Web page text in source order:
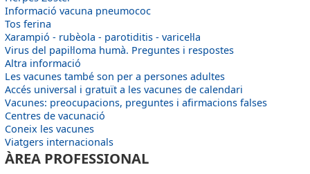
Informació vacuna pneumococ
Tos ferina
Xarampió - rubèola - parotiditis - varicel·la
Virus del papil·loma humà. Preguntes i respostes
Altra informació
Les vacunes també son per a persones adultes
Accés universal i gratuït a les vacunes de calendari
Vacunes: preocupacions, preguntes i afirmacions falses
Centres de vacunació
Coneix les vacunes
Viatgers internacionals
ÀREA PROFESSIONAL